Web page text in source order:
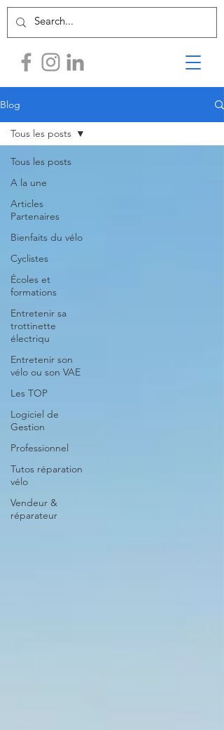
Blog
Tous les posts
A la une
Articles
Partenaires
Bienfaits du vélo
Cyclistes
Écoles et
formations
Entretenir sa
trottinette
électriqu
Entretenir son
vélo ou son VAE
Les TOP
Logiciel de
Gestion
Professionnel
Tutos réparation
vélo
Vendeur &
réparateur
Tous les posts